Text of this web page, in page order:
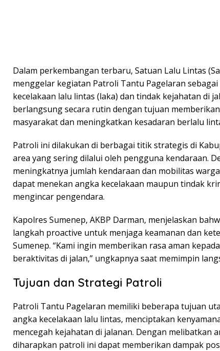
Dalam perkembangan terbaru, Satuan Lalu Lintas
menggelar kegiatan Patroli Tantu Pagelaran
kecelakaan lalu lintas (laka) dan tindak kejahatan di
berlangsung secara rutin dengan tujuan
masyarakat dan meningkatkan kesadaran berlalu
Patroli ini dilakukan di berbagai titik strategis di
area yang sering dilalui oleh pengguna kendaraan.
meningkatnya jumlah kendaraan dan mobilitas
dapat menekan angka kecelakaan maupun tindak
mengincar pengendara.
Kapolres Sumenep, AKBP Darman, menjelaskan
langkah proactive untuk menjaga keamanan dan
Sumenep. “Kami ingin memberikan rasa aman
beraktivitas di jalan,” ungkapnya saat memimpin
Tujuan dan Strategi Patroli
Patroli Tantu Pagelaran memiliki beberapa tujuan
angka kecelakaan lalu lintas, menciptakan
mencegah kejahatan di jalanan. Dengan melibatkan
diharapkan patroli ini dapat memberikan dampak